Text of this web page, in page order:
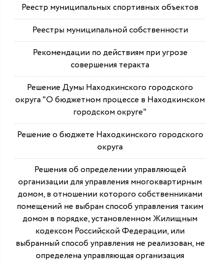
Реестр муниципальных спортивных объектов
Реестры муниципальной собственности
Рекомендации по действиям при угрозе
совершения теракта
Решение Думы Находкинского городского
округа "О бюджетном процессе в Находкинском
городском округе"
Решение о бюджете Находкинского городского
округа
Решения об определении управляющей
организации для управления многоквартирным
домом, в отношении которого собственниками
помещений не выбран способ управления таким
домом в порядке, установленном Жилищным
кодексом Российской Федерации, или
выбранный способ управления не реализован, не
определена управляющая организация